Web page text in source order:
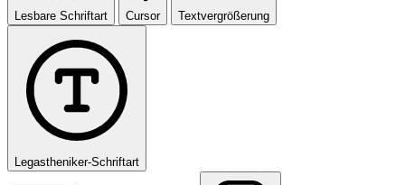
Lesbare Schriftart Cursor Textvergrößerung
Legastheniker-Schriftart